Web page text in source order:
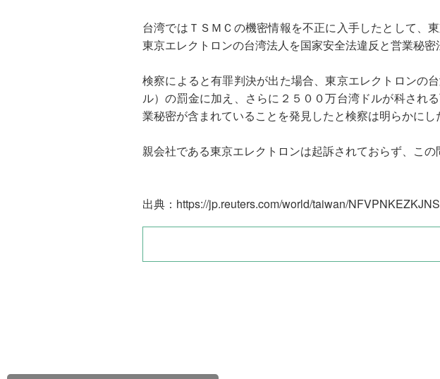
台湾ではＴＳＭＣの機密情報を不正に入手したとして、
東京エレクトロンの台湾法人を国家安全法違反と営業秘密
検察によると有罪判決が出た場合、東京エレクトロンの
ル）の罰金に加え、さらに２５００万台湾ドルが科され
業秘密が含まれていることを発見したと検察は明らかにし
親会社である東京エレクトロンは起訴されておらず、こ
出典：https://jp.reuters.com/world/taiwan/